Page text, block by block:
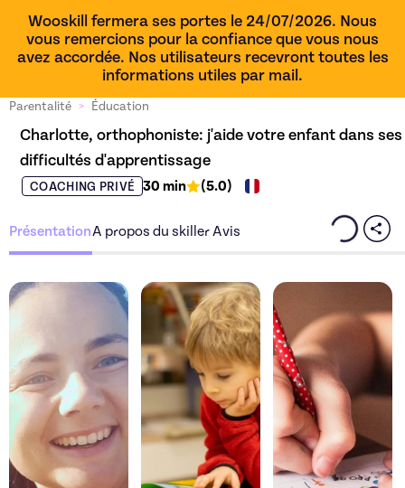
Wooskill fermera ses portes le 24/07/2026. Nous
vous remercions pour la confiance que vous nous
avez accordée. Nos utilisateurs recevront toutes les
informations utiles par mail.
Parentalité > Éducation
Charlotte, orthophoniste: j'aide votre enfant dans ses
difficultés d'apprentissage
COACHING PRIVÉ 30 min (5.0)
PrésentationA propos du skillerAvis
Découvrez l'offreCharlotte,
Découvrez l'offre